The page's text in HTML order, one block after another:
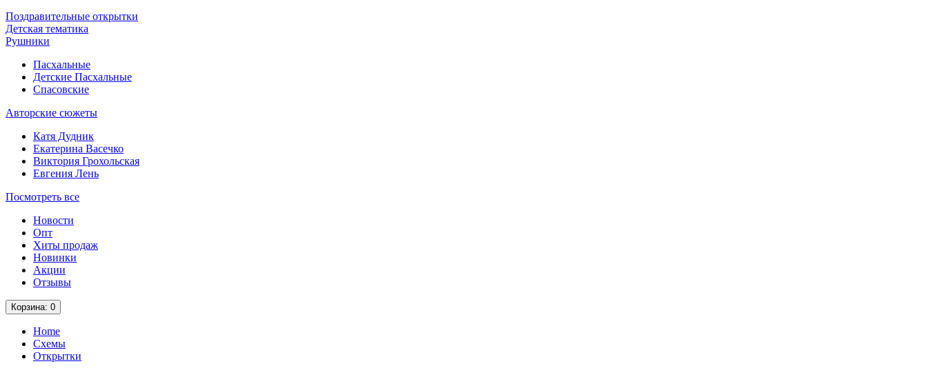
Поздравительные открытки
Детская тематика
Рушники
Пасхальные
Детские Пасхальные
Спасовские
Авторские сюжеты
Катя Дудник
Екатерина Васечко
Виктория Грохольская
Евгения Лень
Посмотреть все
Новости
Опт
Хиты продаж
Новинки
Акции
Отзывы
Корзина: 0
Home
Схемы
Открытки